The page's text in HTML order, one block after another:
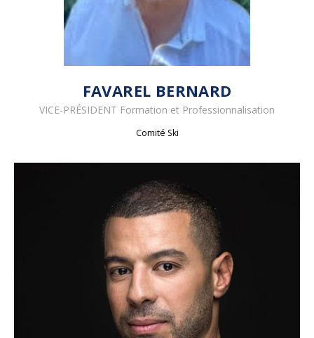
FAVAREL BERNARD
VICE-PRÉSIDENT Formation et Professionnalisation
Comité Ski